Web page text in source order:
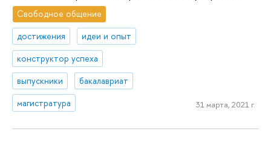
Свободное общение
достижения
идеи и опыт
конструктор успеха
выпускники
бакалавриат
магистратура
31 марта, 2021 г.